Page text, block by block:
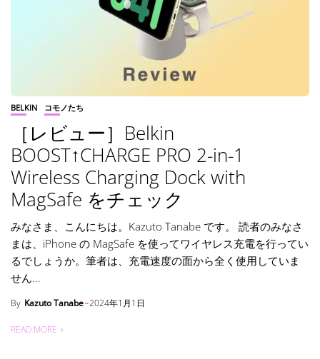
BELKIN コモノたち
［レビュー］Belkin
BOOST↑CHARGE PRO 2-in-1
Wireless Charging Dock with
MagSafe をチェック
みなさま、こんにちは。Kazuto Tanabe です。 読者のみなさ
まは、iPhone の MagSafe を使ってワイヤレス充電を行ってい
るでしょうか。筆者は、充電速度の面から全く使用していま
せん...
By Kazuto Tanabe 2024年1月1日
READ MORE